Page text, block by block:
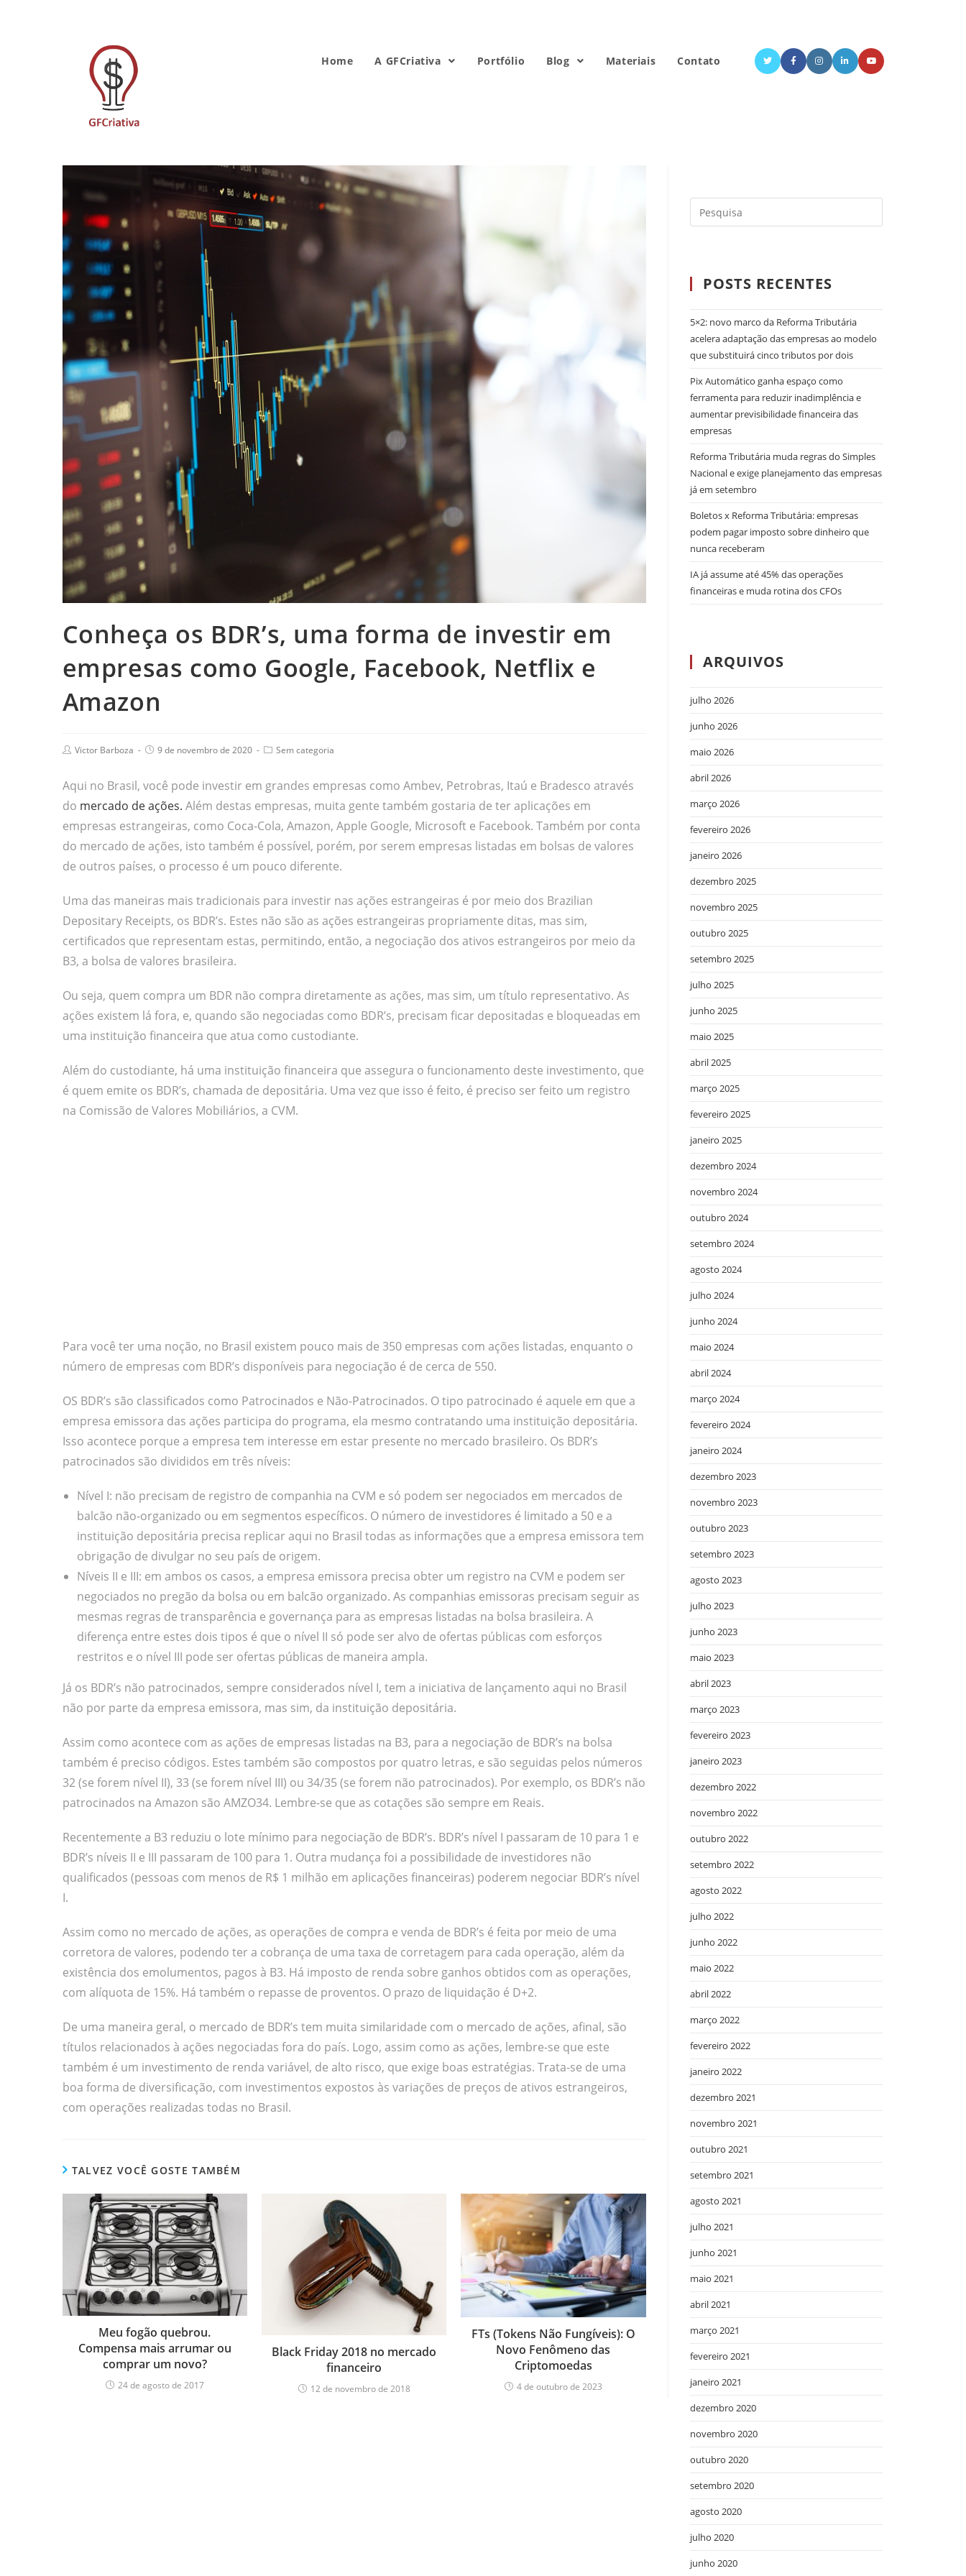
Home A GFCriativa Portfólio Blog Materiais Contato
Conheça os BDR’s, uma forma de investir em
empresas como Google, Facebook, Netflix e
Amazon
Victor Barboza 9 de novembro de 2020 Sem categoria
Aqui no Brasil, você pode investir em grandes empresas como Ambev, Petrobras, Itaú e Bradesco através
do mercado de ações. Além destas empresas, muita gente também gostaria de ter aplicações em
empresas estrangeiras, como Coca-Cola, Amazon, Apple Google, Microsoft e Facebook. Também por conta
do mercado de ações, isto também é possível, porém, por serem empresas listadas em bolsas de valores
de outros países, o processo é um pouco diferente.
Uma das maneiras mais tradicionais para investir nas ações estrangeiras é por meio dos Brazilian
Depositary Receipts, os BDR’s. Estes não são as ações estrangeiras propriamente ditas, mas sim,
certificados que representam estas, permitindo, então, a negociação dos ativos estrangeiros por meio da
B3, a bolsa de valores brasileira.
Ou seja, quem compra um BDR não compra diretamente as ações, mas sim, um título representativo. As
ações existem lá fora, e, quando são negociadas como BDR’s, precisam ficar depositadas e bloqueadas em
uma instituição financeira que atua como custodiante.
Além do custodiante, há uma instituição financeira que assegura o funcionamento deste investimento, que
é quem emite os BDR’s, chamada de depositária. Uma vez que isso é feito, é preciso ser feito um registro
na Comissão de Valores Mobiliários, a CVM.
Para você ter uma noção, no Brasil existem pouco mais de 350 empresas com ações listadas, enquanto o
número de empresas com BDR’s disponíveis para negociação é de cerca de 550.
OS BDR’s são classificados como Patrocinados e Não-Patrocinados. O tipo patrocinado é aquele em que a
empresa emissora das ações participa do programa, ela mesmo contratando uma instituição depositária.
Isso acontece porque a empresa tem interesse em estar presente no mercado brasileiro. Os BDR’s
patrocinados são divididos em três níveis:
Nível I: não precisam de registro de companhia na CVM e só podem ser negociados em mercados de
balcão não-organizado ou em segmentos específicos. O número de investidores é limitado a 50 e a
instituição depositária precisa replicar aqui no Brasil todas as informações que a empresa emissora tem
obrigação de divulgar no seu país de origem.
Níveis II e III: em ambos os casos, a empresa emissora precisa obter um registro na CVM e podem ser
negociados no pregão da bolsa ou em balcão organizado. As companhias emissoras precisam seguir as
mesmas regras de transparência e governança para as empresas listadas na bolsa brasileira. A
diferença entre estes dois tipos é que o nível II só pode ser alvo de ofertas públicas com esforços
restritos e o nível III pode ser ofertas públicas de maneira ampla.
Já os BDR’s não patrocinados, sempre considerados nível I, tem a iniciativa de lançamento aqui no Brasil
não por parte da empresa emissora, mas sim, da instituição depositária.
Assim como acontece com as ações de empresas listadas na B3, para a negociação de BDR’s na bolsa
também é preciso códigos. Estes também são compostos por quatro letras, e são seguidas pelos números
32 (se forem nível II), 33 (se forem nível III) ou 34/35 (se forem não patrocinados). Por exemplo, os BDR’s não
patrocinados na Amazon são AMZO34. Lembre-se que as cotações são sempre em Reais.
Recentemente a B3 reduziu o lote mínimo para negociação de BDR’s. BDR’s nível I passaram de 10 para 1 e
BDR’s níveis II e III passaram de 100 para 1. Outra mudança foi a possibilidade de investidores não
qualificados (pessoas com menos de R$ 1 milhão em aplicações financeiras) poderem negociar BDR’s nível
I.
Assim como no mercado de ações, as operações de compra e venda de BDR’s é feita por meio de uma
corretora de valores, podendo ter a cobrança de uma taxa de corretagem para cada operação, além da
existência dos emolumentos, pagos à B3. Há imposto de renda sobre ganhos obtidos com as operações,
com alíquota de 15%. Há também o repasse de proventos. O prazo de liquidação é D+2.
De uma maneira geral, o mercado de BDR’s tem muita similaridade com o mercado de ações, afinal, são
títulos relacionados à ações negociadas fora do país. Logo, assim como as ações, lembre-se que este
também é um investimento de renda variável, de alto risco, que exige boas estratégias. Trata-se de uma
boa forma de diversificação, com investimentos expostos às variações de preços de ativos estrangeiros,
com operações realizadas todas no Brasil.
TALVEZ VOCÊ GOSTE TAMBÉM
Meu fogão quebrou.
Compensa mais arrumar ou
comprar um novo?
24 de agosto de 2017
Black Friday 2018 no mercado
financeiro
12 de novembro de 2018
FTs (Tokens Não Fungíveis): O
Novo Fenômeno das
Criptomoedas
4 de outubro de 2023
POSTS RECENTES
5×2: novo marco da Reforma Tributária
acelera adaptação das empresas ao modelo
que substituirá cinco tributos por dois
Pix Automático ganha espaço como
ferramenta para reduzir inadimplência e
aumentar previsibilidade financeira das
empresas
Reforma Tributária muda regras do Simples
Nacional e exige planejamento das empresas
já em setembro
Boletos x Reforma Tributária: empresas
podem pagar imposto sobre dinheiro que
nunca receberam
IA já assume até 45% das operações
financeiras e muda rotina dos CFOs
ARQUIVOS
julho 2026
junho 2026
maio 2026
abril 2026
março 2026
fevereiro 2026
janeiro 2026
dezembro 2025
novembro 2025
outubro 2025
setembro 2025
julho 2025
junho 2025
maio 2025
abril 2025
março 2025
fevereiro 2025
janeiro 2025
dezembro 2024
novembro 2024
outubro 2024
setembro 2024
agosto 2024
julho 2024
junho 2024
maio 2024
abril 2024
março 2024
fevereiro 2024
janeiro 2024
dezembro 2023
novembro 2023
outubro 2023
setembro 2023
agosto 2023
julho 2023
junho 2023
maio 2023
abril 2023
março 2023
fevereiro 2023
janeiro 2023
dezembro 2022
novembro 2022
outubro 2022
setembro 2022
agosto 2022
julho 2022
junho 2022
maio 2022
abril 2022
março 2022
fevereiro 2022
janeiro 2022
dezembro 2021
novembro 2021
outubro 2021
setembro 2021
agosto 2021
julho 2021
junho 2021
maio 2021
abril 2021
março 2021
fevereiro 2021
janeiro 2021
dezembro 2020
novembro 2020
outubro 2020
setembro 2020
agosto 2020
julho 2020
junho 2020